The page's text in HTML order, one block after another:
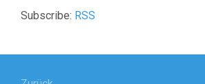
Subscribe: RSS